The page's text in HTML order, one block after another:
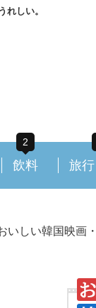
れしい。
2
飲料 旅
いしい韓国映画